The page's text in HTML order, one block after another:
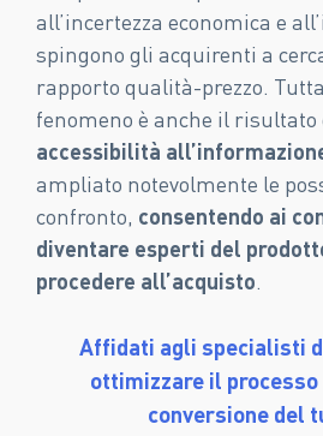
all’incertezza economica e
spingono gli acquirenti a
rapporto qualità-prezzo.
fenomeno è anche il risultato
accessibilità
ampliato notevolmente le
confronto, consentendo ai
diventare esperti del
procedere all’acquisto.
Affidati agli specialisti
ottimizzare il processo
conversione del